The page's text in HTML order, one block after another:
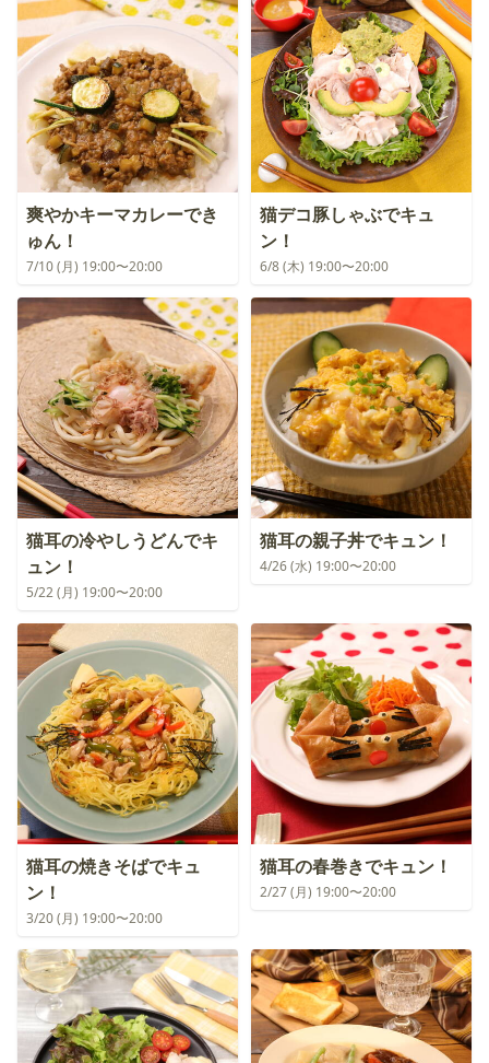
爽やかキーマカレーでき
ゅん！
7/10 (月) 19:00〜20:00
猫デコ豚しゃぶでキュ
ン！
6/8 (木) 19:00〜20:00
猫耳の冷やしうどんでキ
ュン！
5/22 (月) 19:00〜20:00
猫耳の親子丼でキュン！
4/26 (水) 19:00〜20:00
猫耳の焼きそばでキュ
ン！
3/20 (月) 19:00〜20:00
猫耳の春巻きでキュン！
2/27 (月) 19:00〜20:00